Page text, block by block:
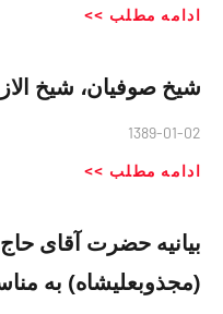
ادامه مطلب >>
شیخ صوفیان، شیخ
1389-01-02
ادامه مطلب >>
بیانیه حضرت آقای
(مجذوبعلیشاه) به